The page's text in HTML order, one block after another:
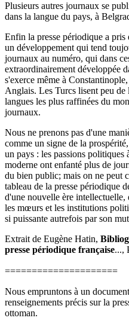
Plusieurs autres journaux se
dans la langue du pays, à
Enfin la presse périodique a pris
un développement qui tend
journaux au numéro, qui dans
extraordinairement développée
s'exerce même à
Anglais. Les Turcs lisent peu
langues les plus raffinées du
journaux.
Nous ne prenons pas d'une
comme un signe de la
un pays : les passions politiques
moderne ont enfanté plus de
du bien public; mais on ne peut
tableau de la presse périodique
d'une nouvelle ère intellectuelle,
les mœurs et les institutions
si puissante autrefois par son
Extrait de Eugène Hatin,
presse périodique française...,
=====================
Nous empruntons à un
renseignements précis sur la
ottoman.